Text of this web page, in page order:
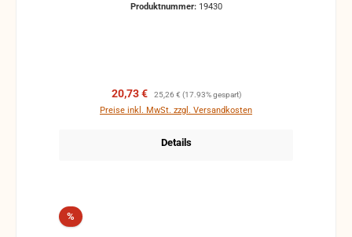
Produktnummer: 19430
Verkaufspreis:
20,73 € Regulärer Preis:
25,26 € (17.93% gespart)
Preise inkl. MwSt. zzgl. Versandkosten
Details
%Rabatt